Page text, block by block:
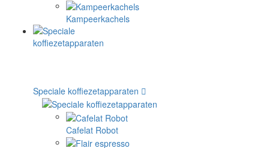
Kampeerkachels
Speciale koffiezetapparaten
Cafelat Robot